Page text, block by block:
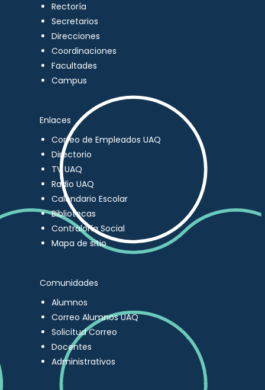
Rectoría
Secretarios
Direcciones
Coordinaciones
Facultades
Campus
Enlaces
Correo de Empleados UAQ
Directorio
TV UAQ
Radio UAQ
Calendario Escolar
Bibliotecas
Contraloría Social
Mapa de sitio
Comunidades
Alumnos
Correo Alumnos UAQ
Solicitud Correo
Docentes
Administrativos